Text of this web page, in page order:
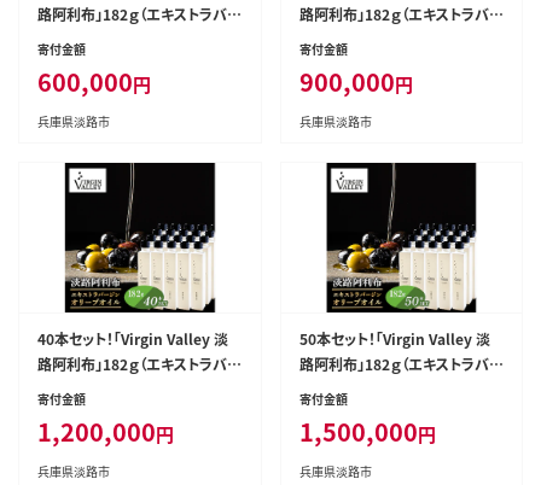
路阿利布」182ｇ（エキストラバー
ジンオリーブオイル）【2025年度
寄付金額
600,000円
兵庫県淡路市
路阿利布」182ｇ（エキストラバー
ジンオリーブオイル）【2025年度
寄付金額
900,000円
兵庫県淡路市
40本セット！「Virgin Valley 淡
路阿利布」182ｇ（エキストラバー
ジンオリーブオイル）【2025年度
寄付金額
1,200,000円
兵庫県淡路市
50本セット！「Virgin Valley 淡
路阿利布」182ｇ（エキストラバー
ジンオリーブオイル）【2025年度
寄付金額
1,500,000円
兵庫県淡路市